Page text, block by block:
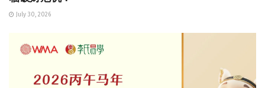
July 30, 2026